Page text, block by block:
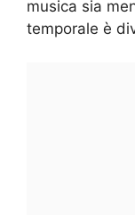
musica sia
temporale è